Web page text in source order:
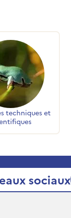
techniques et
sociaux